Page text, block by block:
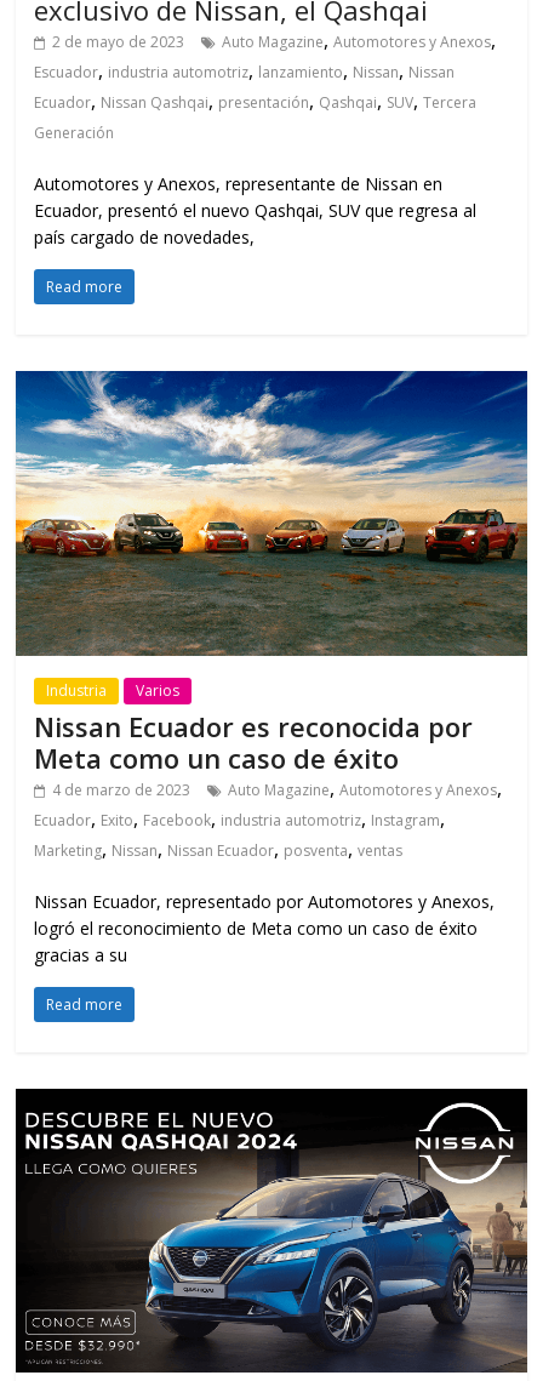
exclusivo de Nissan, el Qashqai
2 de mayo de 2023 Auto Magazine,Automotores y Anexos,
Escuador, industria automotriz, lanzamiento, Nissan, Nissan
Ecuador, Nissan Qashqai, presentación, Qashqai, SUV,Tercera
Generación
Automotores y Anexos, representante de Nissan en
Ecuador, presentó el nuevo Qashqai, SUV que regresa al
país cargado de novedades,
Read more
Industria Varios
Nissan Ecuador es reconocida por
Meta como un caso de éxito
4 de marzo de 2023 Auto Magazine,Automotores y Anexos,
Ecuador, Exito, Facebook, industria automotriz, Instagram,
Marketing, Nissan, Nissan Ecuador, posventa,ventas
Nissan Ecuador, representado por Automotores y Anexos,
logró el reconocimiento de Meta como un caso de éxito
gracias a su
Read more